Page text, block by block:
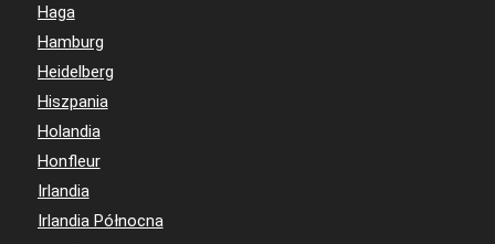
Haga
Hamburg
Heidelberg
Hiszpania
Holandia
Honfleur
Irlandia
Irlandia Północna